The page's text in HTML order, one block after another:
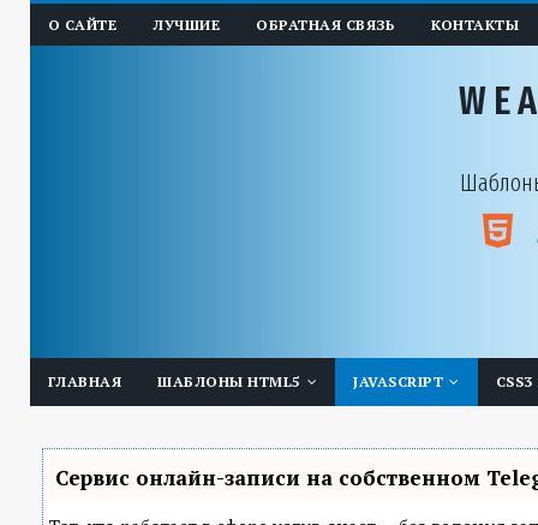
О САЙТЕ ЛУЧШИЕ ОБРАТНАЯ СВЯЗЬ КОНТАКТЫ
ГЛАВНАЯ ШАБЛОНЫ HTML5 JAVASCRIPT CSS3
Сервис онлайн-записи на собственном